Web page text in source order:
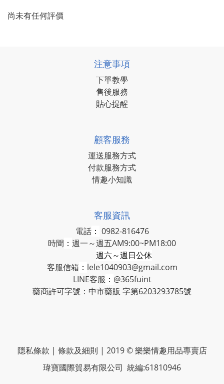
尚未有任何評價
注意事項
下單教學
售後服務
貼心提醒
顧客服務
運送服務方式
付款服務方式
情趣小知識
客服資訊
電話： 0982-816476
時間 ： 週一～週五AM9:00~PM18:00
週六～週日公休
客服信箱 ： lele1040903@gmail.com
LINE客服 ： @365fuint
藥商許可字號：中市藥販 字第6203293785號
隱私條款 | 條款及細則 | 2019 © 樂樂情趣用品專賣店
瑋寶國際貿易有限公司 統編:61810946